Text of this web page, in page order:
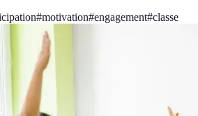
#motivation#engagement#classe